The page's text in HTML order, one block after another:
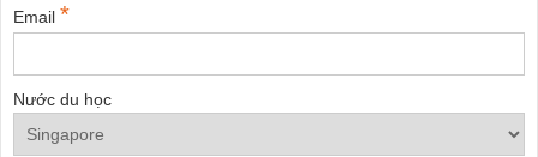
Email *
Nước du học